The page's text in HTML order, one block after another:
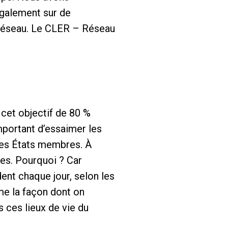
sur de
Le CLER – Réseau
objectif de 80 %
d’essaimer les
États membres. À
Pourquoi ? Car
chaque jour, selon les
la façon dont on
ces lieux de vie du